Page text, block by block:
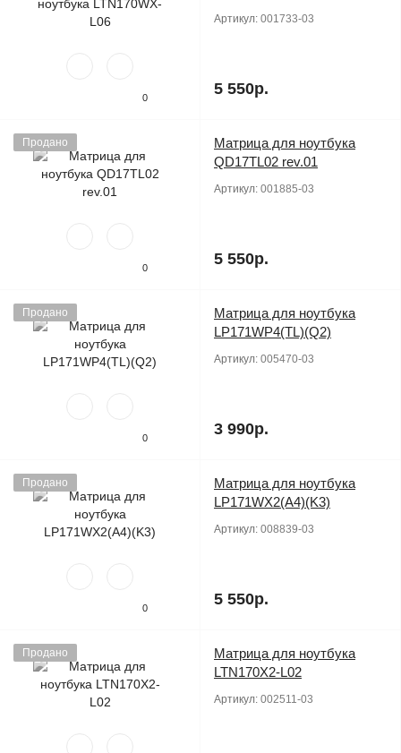
0
Артикул: 001733-03
5 550р.
Продано
0
Матрица для ноутбука
QD17TL02 rev.01
Артикул: 001885-03
5 550р.
Продано
0
Матрица для ноутбука
LP171WP4(TL)(Q2)
Артикул: 005470-03
3 990р.
Продано
0
Матрица для ноутбука
LP171WX2(A4)(K3)
Артикул: 008839-03
5 550р.
Продано
Матрица для ноутбука
LTN170X2-L02
Артикул: 002511-03